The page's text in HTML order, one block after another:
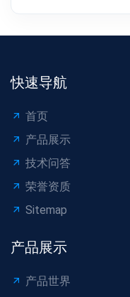
快速导航
首页
产品展示
技术问答
荣誉资质
Sitemap
产品展示
产品世界